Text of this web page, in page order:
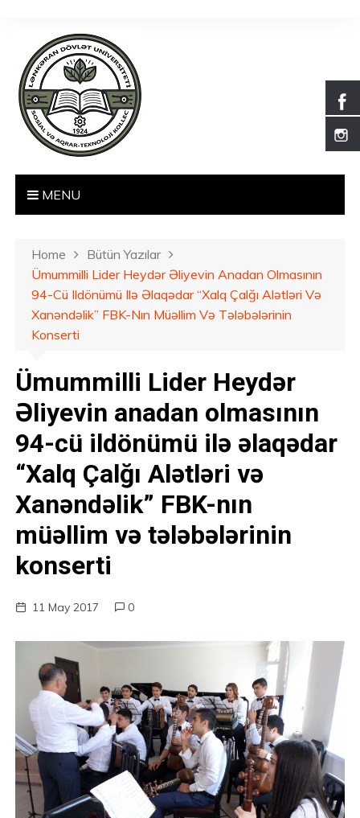
MENU
Home
Bütün Yazılar
Ümummilli Lider Heydər Əliyevin Anadan Olmasının
94-Cü Ildönümü Ilə Əlaqədar “Xalq Çalğı Alətləri Və
Xanəndəlik” FBK-Nın Müəllim Və Tələbələrinin
Konserti
Ümummilli Lider Heydər
Əliyevin anadan olmasının
94-cü ildönümü ilə əlaqədar
“Xalq Çalğı Alətləri və
Xanəndəlik” FBK-nın
müəllim və tələbələrinin
konserti
11 May 2017 0